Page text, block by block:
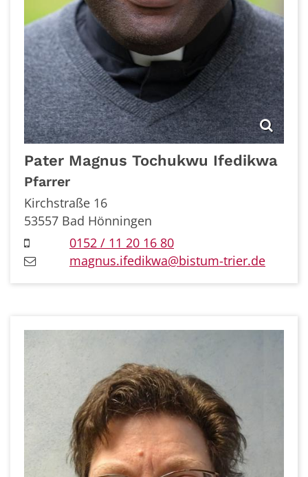
Pater Magnus Tochukwu Ifedikwa
Pfarrer
Kirchstraße 16
53557 Bad Hönningen
0152 / 11 20 16 80
magnus.ifedikwa@bistum-trier.de